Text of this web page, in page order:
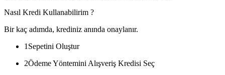
Nasıl Kredi Kullanabilirim ?
Bir kaç adımda, krediniz anında onaylanır.
1 Sepetini Oluştur
2Ödeme Yöntemini Alışveriş Kredisi Seç